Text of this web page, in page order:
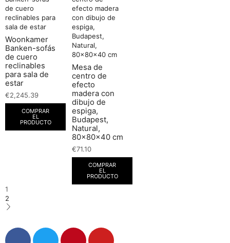
Woonkamer
Banken-sofás
de cuero
reclinables
para sala de
estar
€2,245.39
COMPRAR
EL
PRODUCTO
Mesa de
centro de
efecto
madera con
dibujo de
espiga,
Budapest,
Natural,
80x80x40 cm
€71.10
COMPRAR
EL
PRODUCTO
1
2